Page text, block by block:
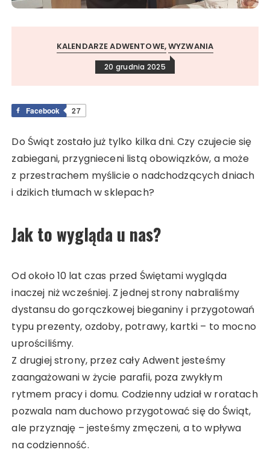
KALENDARZE ADWENTOWE WYZWANIA
20 grudnia 2025
Facebook 27
Do Świąt zostało już tylko kilka dni. Czy czujecie się
zabiegani, przygnieceni listą obowiązków, a może
z przestrachem myślicie o nadchodzących dniach
i dzikich tłumach w sklepach?
Jak to wygląda u nas?
Od około 10 lat czas przed Świętami wygląda
inaczej niż wcześniej. Z jednej strony nabraliśmy
dystansu do gorączkowej bieganiny i przygotowań
typu prezenty, ozdoby, potrawy, kartki – to mocno
uprościliśmy.
Z drugiej strony, przez cały Adwent jesteśmy
zaangażowani w życie parafii, poza zwykłym
rytmem pracy i domu. Codzienny udział w roratach
pozwala nam duchowo przygotować się do Świąt,
ale przyznaję – jesteśmy zmęczeni, a to wpływa
na codzienność.